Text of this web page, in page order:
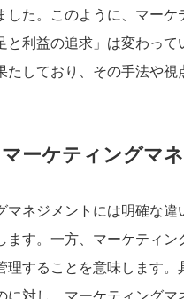
した。このように、マー
と利益の追求」は変わっ
しており、その手法や視
ーケティングマ
マネジメントには明確な
ます。一方、マーケティ
することを意味します
に対し、マーケティング